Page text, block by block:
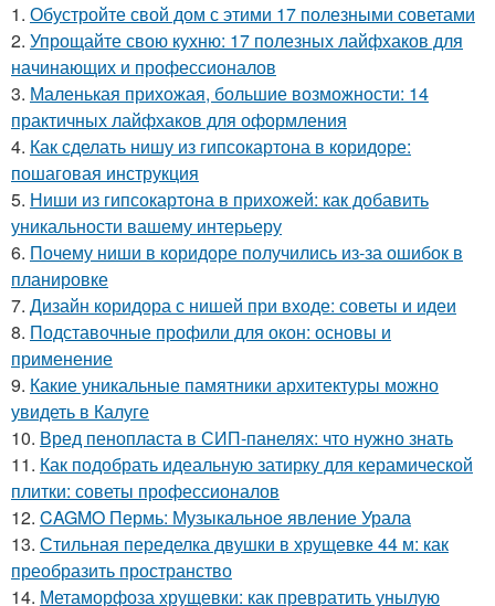
1. Обустройте свой дом с этими 17 полезными советами
2. Упрощайте свою кухню: 17 полезных лайфхаков для
начинающих и профессионалов
3. Маленькая прихожая, большие возможности: 14
практичных лайфхаков для оформления
4. Как сделать нишу из гипсокартона в коридоре:
пошаговая инструкция
5. Ниши из гипсокартона в прихожей: как добавить
уникальности вашему интерьеру
6. Почему ниши в коридоре получились из-за ошибок в
планировке
7. Дизайн коридора с нишей при входе: советы и идеи
8. Подставочные профили для окон: основы и
применение
9. Какие уникальные памятники архитектуры можно
увидеть в Калуге
10. Вред пенопласта в СИП-панелях: что нужно знать
11. Как подобрать идеальную затирку для керамической
плитки: советы профессионалов
12. CAGMO Пермь: Музыкальное явление Урала
13. Стильная переделка двушки в хрущевке 44 м: как
преобразить пространство
14. Метаморфоза хрущевки: как превратить унылую